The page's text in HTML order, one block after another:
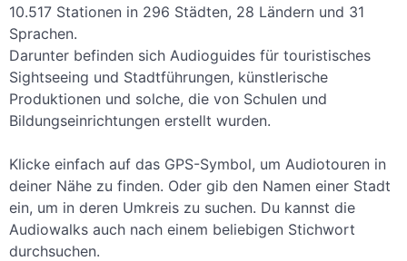
10.517 Stationen in 296 Städten, 28 Ländern und 31
Sprachen.
Darunter befinden sich Audioguides für touristisches
Sightseeing und Stadtführungen, künstlerische
Produktionen und solche, die von Schulen und
Bildungseinrichtungen erstellt wurden.
Klicke einfach auf das GPS-Symbol, um Audiotouren in
deiner Nähe zu finden. Oder gib den Namen einer Stadt
ein, um in deren Umkreis zu suchen. Du kannst die
Audiowalks auch nach einem beliebigen Stichwort
durchsuchen.